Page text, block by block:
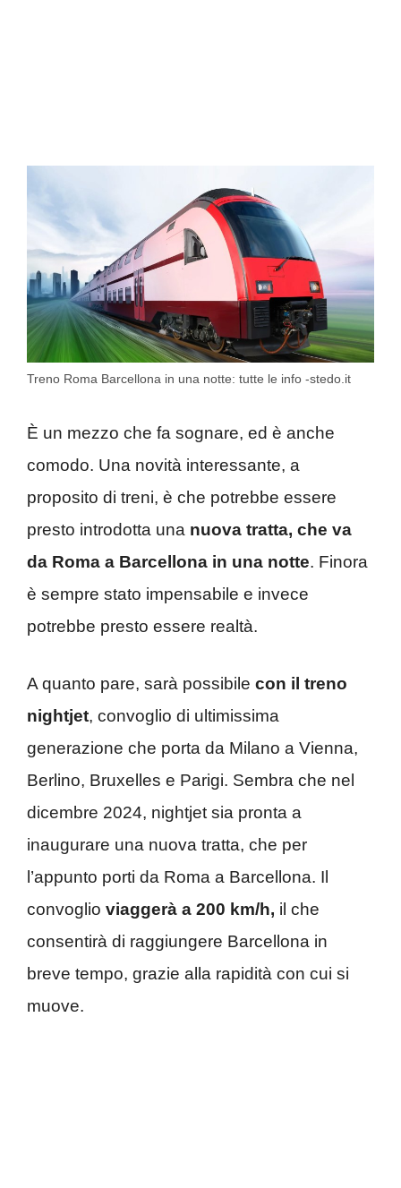
Treno Roma Barcellona in una notte: tutte le info -stedo.it
È un mezzo che fa sognare, ed è anche
comodo. Una novità interessante, a
proposito di treni, è che potrebbe essere
presto introdotta una nuova tratta, che va
da Roma a Barcellona in una notte. Finora
è sempre stato impensabile e invece
potrebbe presto essere realtà.
A quanto pare, sarà possibile con il treno
nightjet, convoglio di ultimissima
generazione che porta da Milano a Vienna,
Berlino, Bruxelles e Parigi. Sembra che nel
dicembre 2024, nightjet sia pronta a
inaugurare una nuova tratta, che per
l’appunto porti da Roma a Barcellona. Il
convoglio viaggerà a 200 km/h, il che
consentirà di raggiungere Barcellona in
breve tempo, grazie alla rapidità con cui si
muove.